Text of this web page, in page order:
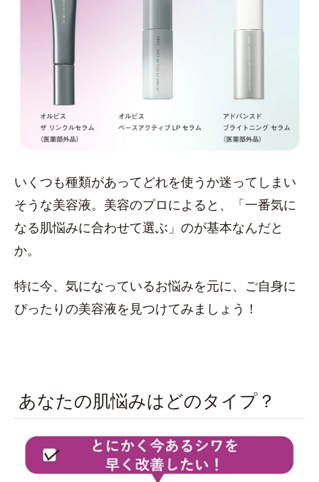
いくつも種類があってどれを使うか迷ってしまい
そうな美容液。美容のプロによると、「一番気に
なる肌悩みに合わせて選ぶ」のが基本なんだと
か。
特に今、気になっているお悩みを元に、ご自身に
ぴったりの美容液を見つけてみましょう！
あなたの肌悩みはどのタイプ？